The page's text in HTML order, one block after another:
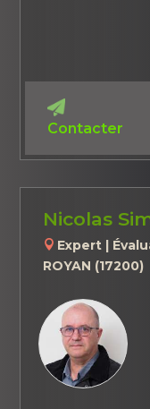
Contacter
Nicolas
Expert |
ROYAN (17200)